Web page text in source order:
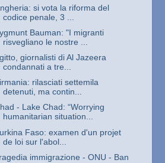
si vota la riforma del
codice penale, 3 ...
Bauman: "I migranti
risvegliano le nostre ...
giornalisti di Al Jazeera
condannati a tre...
rilasciati settemila
detenuti, ma contin...
- Lake Chad: “Worrying
humanitarian situation...
Faso: examen d'un projet
de loi sur l'abol...
immigrazione - ONU - Ban